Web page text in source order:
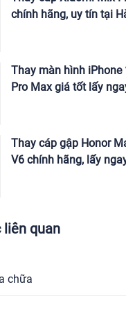
chính hãng, uy tín tại
Thay màn hình iPhone
Pro Max giá tốt lấy
Thay cáp gập Honor
V6 chính hãng, lấy
liên quan
chữa